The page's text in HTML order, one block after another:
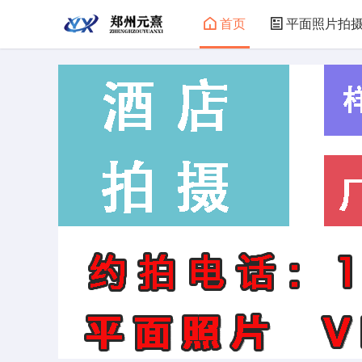
首页 平面照片拍